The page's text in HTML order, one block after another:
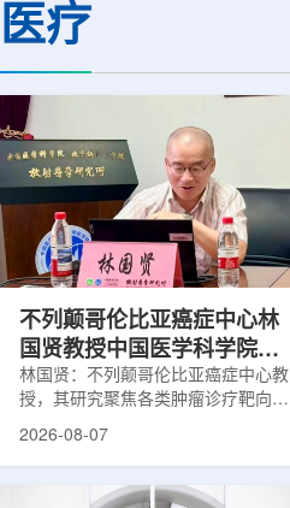
医疗
不列颠哥伦比亚癌症中心林
国贤教授中国医学科学院放
射医学研究所开展学术交流
林国贤：不列颠哥伦比亚癌症中心教
授，其研究聚焦各类肿瘤诊疗靶向放
射性药物开发，迄今已主导/参与发
完成自研7款放射性药物的临床转
2026-08-07